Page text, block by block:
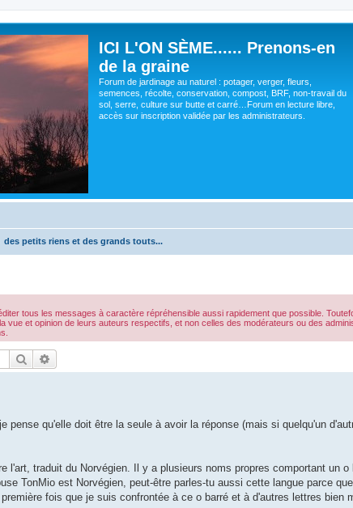
ICI L'ON SÈME...... Prenons-en
de la graine
Forum de jardinage au naturel : potager, verger, fleurs,
semences, récolte, conservation, compost, BRF, non-travail du
sol, serre, culture sur butte et carré…Forum en lecture libre,
accès sur inscription validée par les administrateurs.
des petits riens et des grands touts...
tous les messages à caractère répréhensible aussi rapidement que possible.
vue et opinion de leurs auteurs respectifs, et non celles des modérateurs ou des
Rechercher
pense qu'elle doit être la seule à avoir la réponse (mais si quelqu'un
l'art, traduit du Norvégien. Il y a plusieurs noms propres comportant un o
TonMio est Norvégien, peut-être parles-tu aussi cette langue parce
fois que je suis confrontée à ce o barré et à d'autres lettres bien